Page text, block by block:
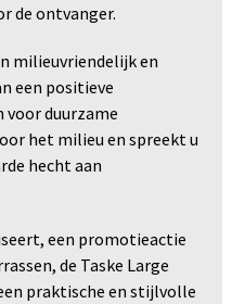
de ontvanger.
milieuvriendelijk en
een positieve
voor duurzame
het milieu en spreekt u
hecht aan
een promotieactie
de Taske Large
praktische en stijlvolle